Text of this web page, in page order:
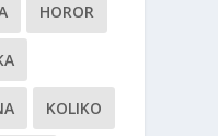
HOROR
KOLIKO